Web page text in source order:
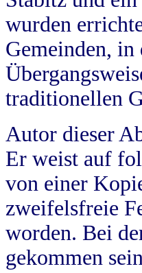
wurden
Gemeinden, in
traditionellen
Autor dieser
Er weist auf
von einer
zweifelsfreie
worden. Bei
gekommen